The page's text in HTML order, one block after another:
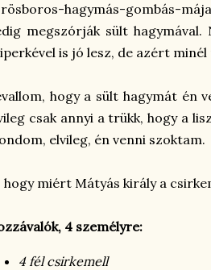
hagymás-gombás-
megszórják sült
is jó lesz, de azért
hogy a sült hagymát én
csak annyi a trükk, hogy a
elvileg, én venni szoktam.
hogy miért Mátyás király a
4 személyre:
4 fél csirkemell